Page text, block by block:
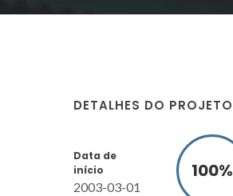
DETALHES DO PROJETO
Data de
início
2003-03-01
100%